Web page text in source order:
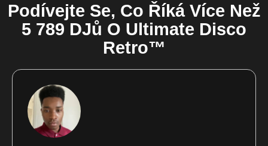
Podívejte Se, Co Říká Více Než
5 789 DJů O Ultimate Disco
Retro™